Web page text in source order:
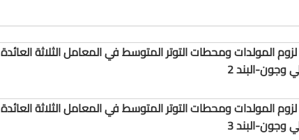
» المجموعة (2) - تقديم محولات شدة TC لزوم المولدات ومحطات التوتر المتوسط في المعامل الثلاثة العائدة
وجون-البند 2
» المجموعة (3) - تقديم محولات شدة TC لزوم المولدات ومحطات التوتر المتوسط في المعامل الثلاثة العائدة
وجون-البند 3